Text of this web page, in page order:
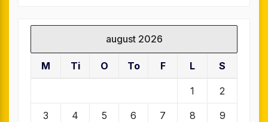
august 2026
M Ti O To F L S
1 2
3 4 5 6 7 8 9